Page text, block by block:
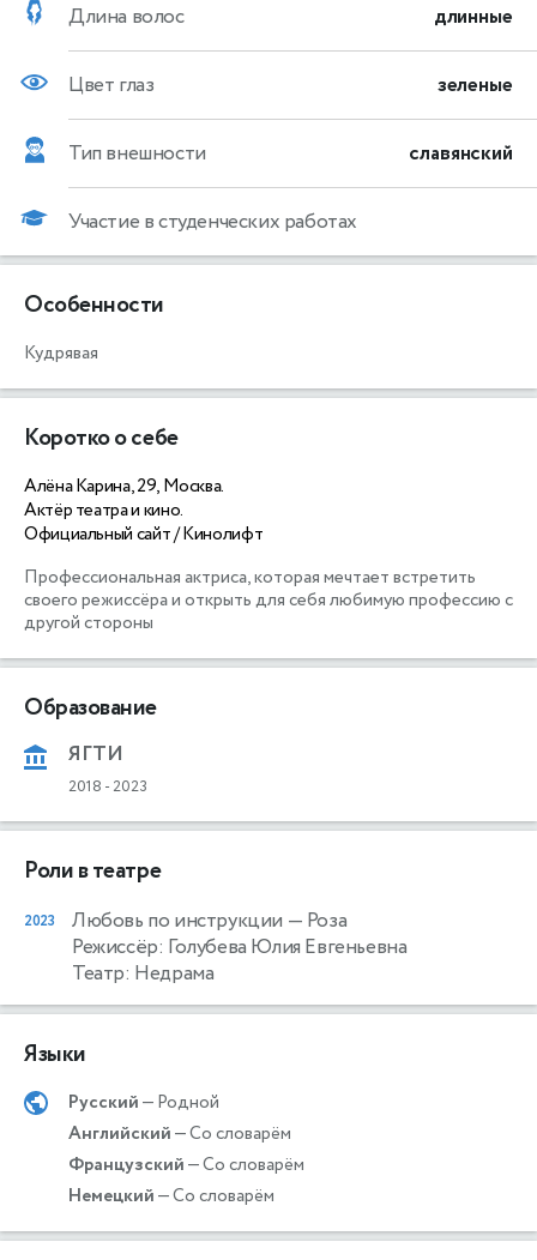
Длина волос длинные
Цвет глаз зеленые
Тип внешности славянский
Участие в студенческих работах
Особенности
Кудрявая
Коротко о себе
Алёна Карина, 29, Москва.
Актёр театра и кино.
Официальный сайт / Кинолифт
Профессиональная актриса, которая мечтает встретить
своего режиссёра и открыть для себя любимую профессию с
другой стороны
Образование
ЯГТИ
2018 - 2023
Роли в театре
2023 Любовь по инструкции — Роза
Режиссёр: Голубева Юлия Евгеньевна
Театр: Недрама
Языки
Русский— Родной
Английский— Со словарём
Французский— Со словарём
Немецкий— Со словарём